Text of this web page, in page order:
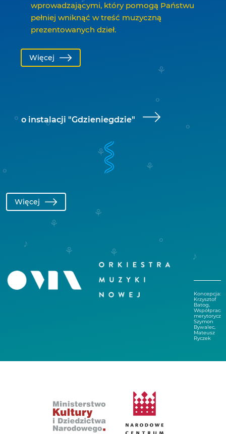
wprowadzającymi, który pomogą Państwu
pełniej wniknąć w treść muzyczną
prezentowanych dzieł.
Więcej
o instalacji "Gdzieniegdzie"
Więcej
Koncepcja:
Krzysztof
Batog,
Współpraca
Szymon
Bywalec,
Mateusz
Ryczek